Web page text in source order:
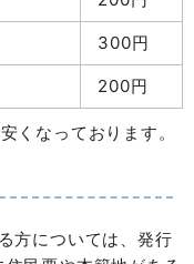
300円
200円
くなっております。
方については、発行